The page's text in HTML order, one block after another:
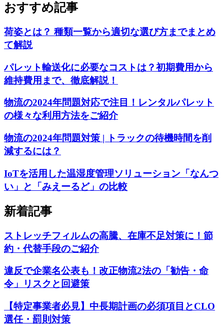
おすすめ記事
荷姿とは？ 種類一覧から適切な選び方までまとめ
て解説
パレット輸送化に必要なコストは？初期費用から
維持費用まで、徹底解説！
物流の2024年問題対応で注目！レンタルパレット
の様々な利用方法をご紹介
物流の2024年問題対策 | トラックの待機時間を削
減するには？
IoTを活用した温湿度管理ソリューション「なんつ
い」と「みえーるど」の比較
新着記事
ストレッチフィルムの高騰、在庫不足対策に！節
約・代替手段のご紹介
違反で企業名公表も！改正物流2法の「勧告・命
令」リスクと回避策
【特定事業者必見】中長期計画の必須項目とCLO
選任・罰則対策